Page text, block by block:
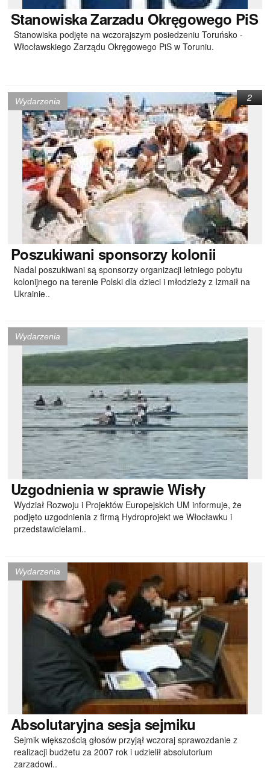
StanowiskaZarzadu Okręgowego PiS
Stanowiska podjęte na wczorajszym posiedzeniu Toruńsko -
Włocławskiego Zarządu Okręgowego PiS w Toruniu.
Wydarzenia
Poszukiwani sponsorzy kolonii
Nadal poszukiwani są sponsorzy organizacji letniego pobytu
kolonijnego na terenie Polski dla dzieci i młodzieży z Izmaił na
Ukrainie..
2
Wydarzenia
Uzgodnieniaw sprawie Wisły
Wydział Rozwoju i Projektów Europejskich UM informuje, że
podjęto uzgodnienia z firmą Hydroprojekt we Włocławku i
przedstawicielami..
Wydarzenia
Absolutaryjnasesja sejmiku
Sejmik większością głosów przyjął wczoraj sprawozdanie z
realizacji budżetu za 2007 rok i udzielił absolutorium
zarzadowi..